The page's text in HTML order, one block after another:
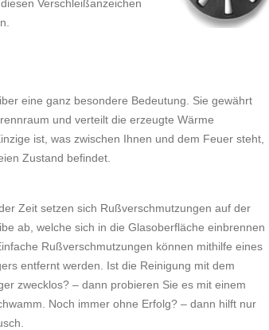
Verschleißanzeichen
eine ganz besondere Bedeutung. Sie gewährt
und verteilt die erzeugte Wärme
ist, was zwischen Ihnen und dem Feuer steht,
Zustand befindet.
Zeit setzen sich Rußverschmutzungen auf der
ab, welche sich in die Glasoberfläche einbrennen
Rußverschmutzungen können mithilfe eines
entfernt werden. Ist die Reinigung mit dem
zwecklos? – dann probieren Sie es mit einem
Noch immer ohne Erfolg? – dann hilft nur